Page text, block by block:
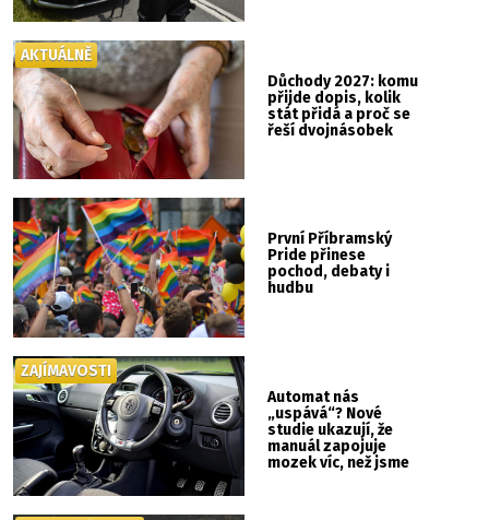
Důchody 2027: komu
přijde dopis, kolik
stát přidá a proč se
řeší dvojnásobek
AKTUÁLNĚ
První Příbramský
Pride přinese
pochod, debaty i
hudbu
Automat nás
„uspává“? Nové
studie ukazují, že
manuál zapojuje
mozek víc, než jsme
ZAJÍMAVOSTI